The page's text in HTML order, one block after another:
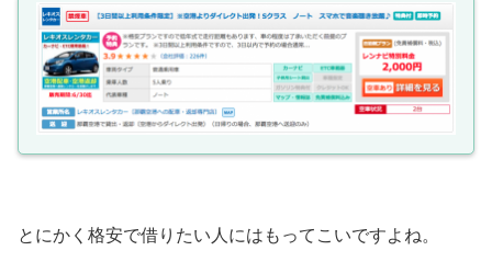
とにかく格安で借りたい人にはもってこいですよね。